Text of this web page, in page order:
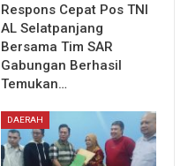
Respons Cepat Pos TNI
AL Selatpanjang
Bersama Tim SAR
Gabungan Berhasil
Temukan…
DAERAH